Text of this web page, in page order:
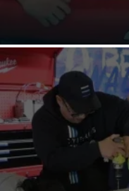
Imagen
principal